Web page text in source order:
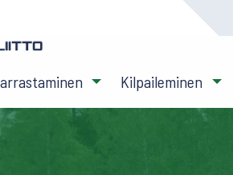
Kilpaileminen